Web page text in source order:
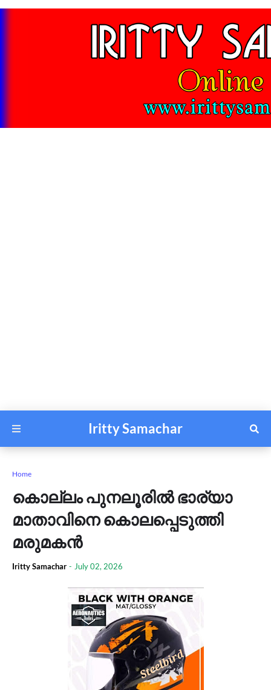
Iritty Samachar
Home
കൊല്ലം പുനലൂരില്‍ ഭാര്യാ
മാതാവിനെ കൊലപ്പെടുത്തി
മരുമകന്‍
Iritty Samachar - July 02, 2026